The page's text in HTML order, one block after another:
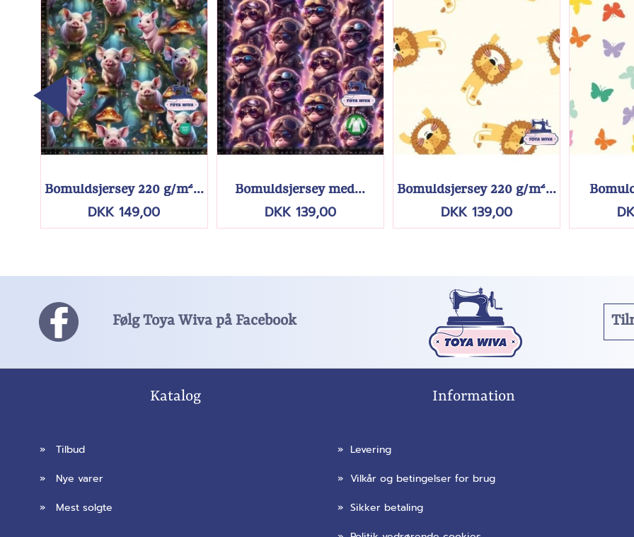
Bomuldsjersey 220 g/m²...
DKK 149,00
Bomuldsjersey med...
DKK 139,00
Bomuldsjersey 220 g/m²...
DKK 139,00
Følg Toya Wiva på Facebook
Katalog
»
Tilbud
»
Nye varer
»
Mest solgte
Information
» Levering
»Vilkår og betingelser for brug
»Sikker betaling